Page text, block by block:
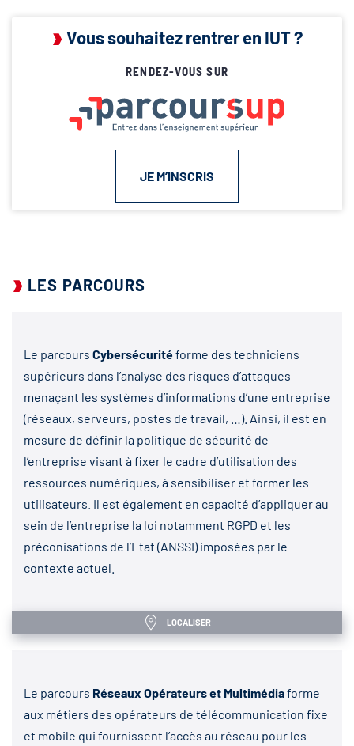
Vous souhaitez rentrer en IUT ?
RENDEZ-VOUS SUR
JE M’INSCRIS
LES PARCOURS
Le parcours Cybersécuritéforme des techniciens
supérieurs dans l’analyse des risques d’attaques
menaçant les systèmes d’informations d’une entreprise
(réseaux, serveurs, postes de travail, …). Ainsi, il est en
mesure de définir la politique de sécurité de
l’entreprise visant à fixer le cadre d’utilisation des
ressources numériques, à sensibiliser et former les
utilisateurs. Il est également en capacité d’appliquer au
sein de l’entreprise la loi notamment RGPD et les
préconisations de l’Etat (ANSSI) imposées par le
contexte actuel.
LOCALISER
Le parcours Réseaux Opérateurs et Multimédiaforme
aux métiers des opérateurs de télécommunication fixe
et mobile qui fournissent l’accès au réseau pour les